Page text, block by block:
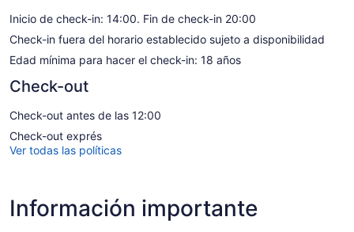
Inicio de check-in: 14:00. Fin de check-in 20:00
Check-in fuera del horario establecido sujeto a disponibilidad
Edad mínima para hacer el check-in: 18 años
Check-out
Check-out antes de las 12:00
Check-out exprés
Ver todas las políticas
Información importante